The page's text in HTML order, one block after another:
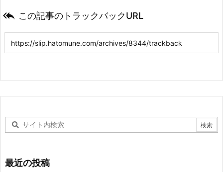
 この記事のトラックバックURL
最近の投稿